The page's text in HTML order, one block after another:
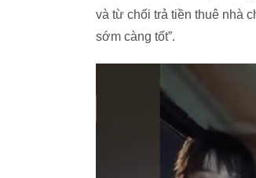
và từ chối trả tiền thuê nhà
sớm càng tốt”.